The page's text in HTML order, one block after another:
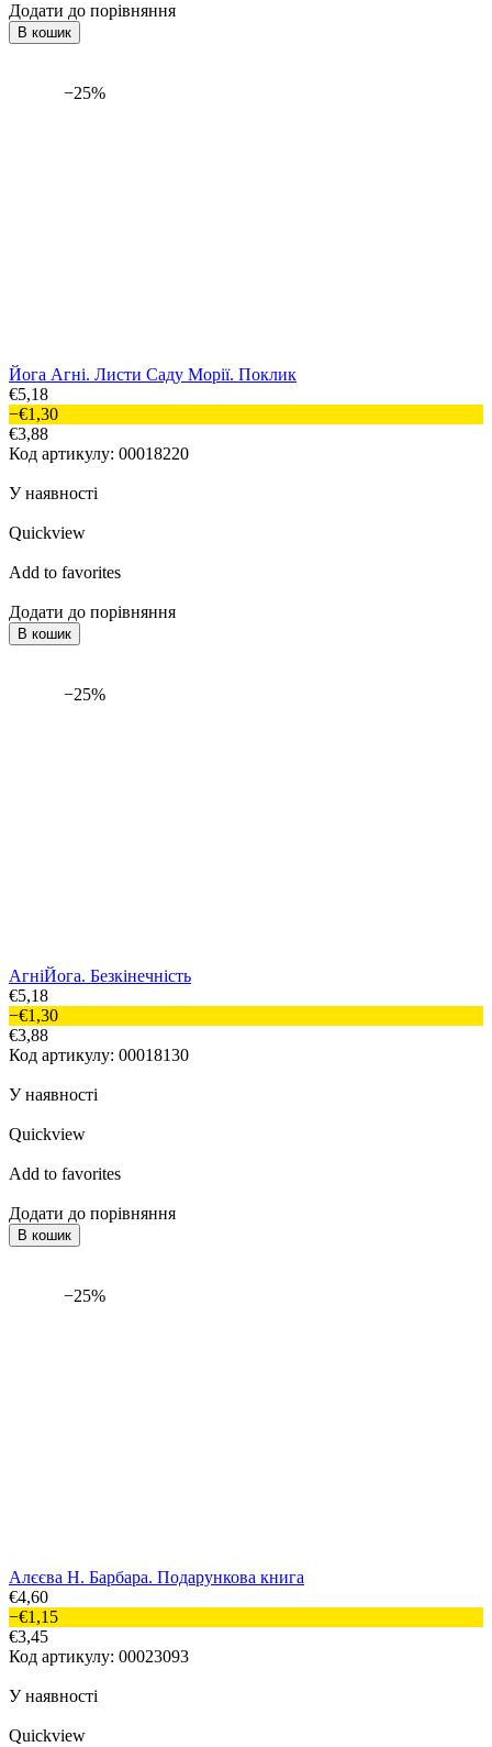
Додати до порівняння
В кошик
−25%
Йога Агні. Листи Саду Морії. Поклик
€5,18
−€1,30
€3,88
Код артикулу: 00018220
У наявності
Quickview
Add to favorites
Додати до порівняння
В кошик
−25%
АгніЙога. Безкінечність
€5,18
−€1,30
€3,88
Код артикулу: 00018130
У наявності
Quickview
Add to favorites
Додати до порівняння
В кошик
−25%
Алєєва Н. Барбара. Подарункова книга
€4,60
−€1,15
€3,45
Код артикулу: 00023093
У наявності
Quickview